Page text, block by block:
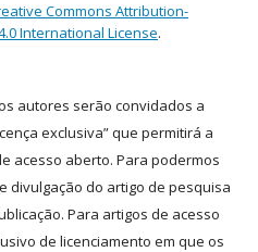
Commons Attribution-
International License.
autores serão convidados a
exclusiva” que permitirá a
acesso aberto. Para podermos
divulgação do artigo de pesquisa
Para artigos de acesso
de licenciamento em que os